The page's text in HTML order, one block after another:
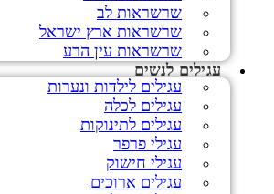
שרשראות לב
שרשראות ארץ ישראל
שרשראות עין הרע
עגילים לנשים
עגילים לילדות ונערות
עגילים לכלה
עגילים לתינוקות
עגילי פרפר
עגילי חישוק
עגילים ארוכים